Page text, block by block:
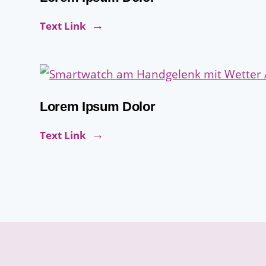
Text Link
Lorem Ipsum Dolor
Text Link